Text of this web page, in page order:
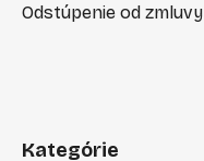
Odstúpenie od zmluvy
Kategórie